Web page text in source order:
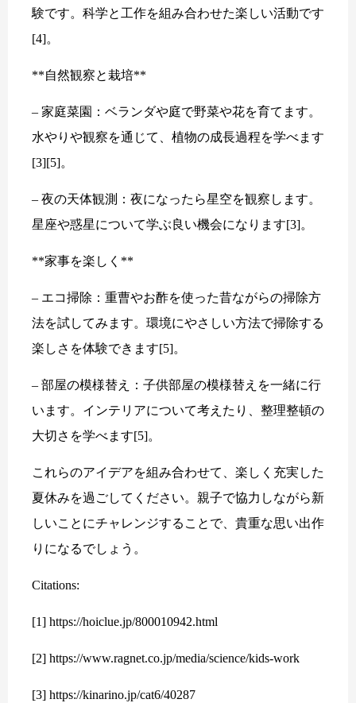
験です。科学と工作を組み合わせた楽しい活動です
[4]。
**自然観察と栽培**
– 家庭菜園：ベランダや庭で野菜や花を育てます。
水やりや観察を通じて、植物の成長過程を学べます
[3][5]。
– 夜の天体観測：夜になったら星空を観察します。
星座や惑星について学ぶ良い機会になります[3]。
**家事を楽しく**
– エコ掃除：重曹やお酢を使った昔ながらの掃除方
法を試してみます。環境にやさしい方法で掃除する
楽しさを体験できます[5]。
– 部屋の模様替え：子供部屋の模様替えを一緒に行
います。インテリアについて考えたり、整理整頓の
大切さを学べます[5]。
これらのアイデアを組み合わせて、楽しく充実した
夏休みを過ごしてください。親子で協力しながら新
しいことにチャレンジすることで、貴重な思い出作
りになるでしょう。
Citations:
[1] https://hoiclue.jp/800010942.html
[2] https://www.ragnet.co.jp/media/science/kids-work
[3] https://kinarino.jp/cat6/40287